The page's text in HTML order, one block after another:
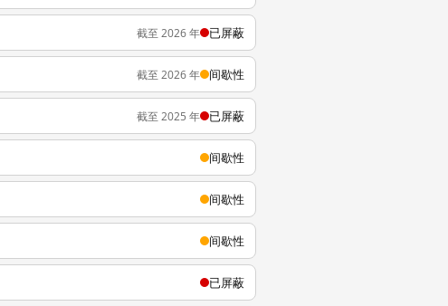
截至 2026 年 已屏蔽
截至 2026 年 间歇性
截至 2025 年 已屏蔽
间歇性
间歇性
间歇性
已屏蔽